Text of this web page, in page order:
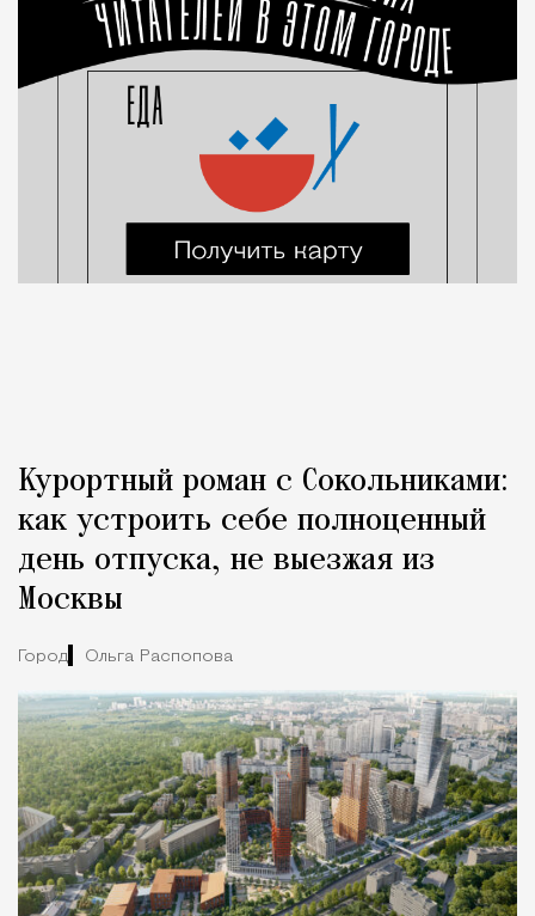
Курортный роман с Сокольниками:
как устроить себе полноценный
день отпуска, не выезжая из
Москвы
Город Ольга Распопова